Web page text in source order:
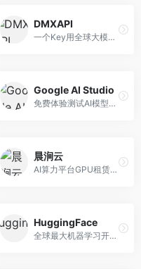
DMXAPI
一个Key用全球大模型的聚合平台。面向开发者，提供多模型统一API、简化接入、成本控制等服务，接入便捷。
Google AI Studio
免费体验测试AI模型的平台，深度整合Google生态。面向开发者和研究者，提供Gemini模型体验、API密钥管理、提示词测试等服务，免费使用。
晨涧云
AI算力平台GPU租赁服务，专注于弹性算力。面向开发者和研究者，提供GPU租赁、弹性调度、成本优化等服务，算力灵活。
HuggingFace
全球最大机器学习开源社区，整合模型库与开发工具。面向AI研究者和开发者，提供开源模型、数据集、开发工具等资源，开源生态最完善。